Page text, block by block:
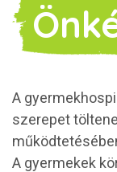
A
szerepet
A gyermekek